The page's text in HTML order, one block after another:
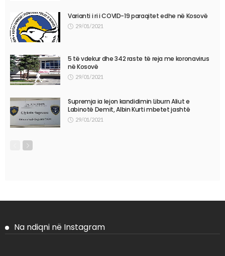
Varianti i ri i COVID-19 paraqitet edhe në Kosovë
29/01/2021
5 të vdekur dhe 342 raste të reja me koronavirus
në Kosovë
29/01/2021
Supremja ia lejon kandidimin Liburn Aliut e
Labinotë Demit, Albin Kurti mbetet jashtë
29/01/2021
Na ndiqni në Instagram